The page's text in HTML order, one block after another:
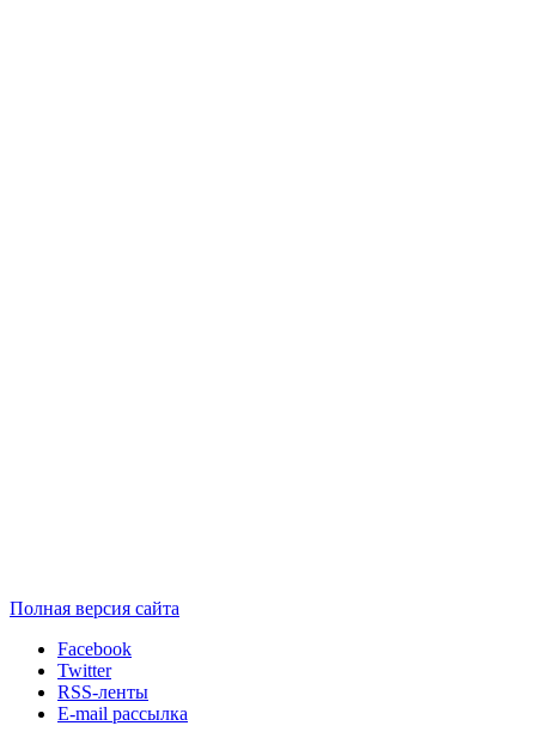
Полная версия сайта
Facebook
Twitter
RSS-ленты
E-mail рассылка